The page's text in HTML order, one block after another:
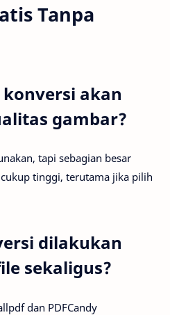
Tanpa
akan
gambar?
tapi sebagian besar
tinggi, terutama jika pilih
dilakukan
sekaligus?
dan PDFCandy